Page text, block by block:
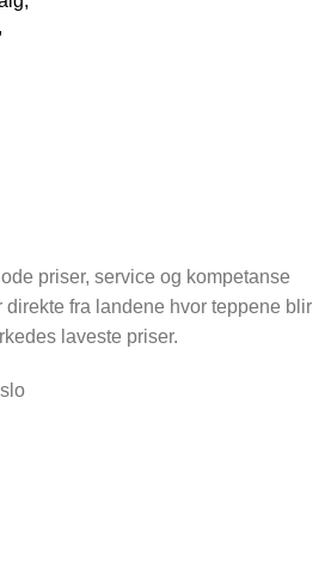
priser, service og kompetanse
fra landene hvor teppene blir
laveste priser.